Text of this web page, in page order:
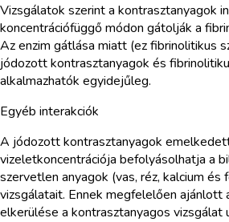
Vizsgálatok szerint a kontrasztanyagok
koncentrációfüggő módon gátolják a
Az enzim gátlása miatt (ez fibrinolitikus
jódozott kontrasztanyagok és
alkalmazhatók egyidejűleg.
Egyéb interakciók
A jódozott kontrasztanyagok
vizeletkoncentrációja befolyásolhatja a
szervetlen anyagok (vas, réz, kalcium és
vizsgálatait. Ennek megfelelően ajánlott
elkerülése a kontrasztanyagos vizsgálat